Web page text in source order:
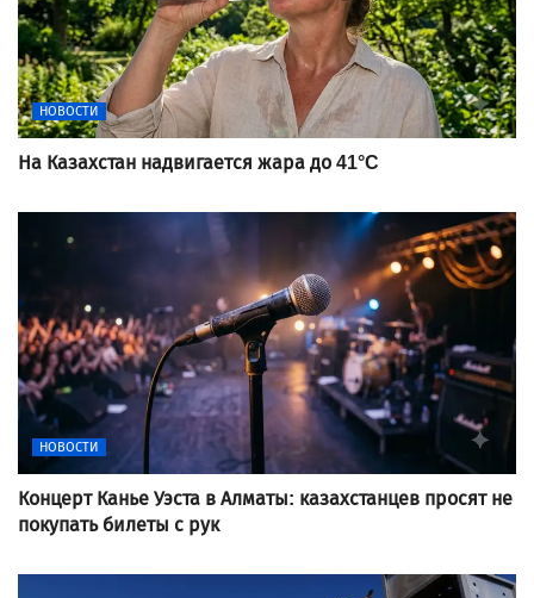
НОВОСТИ
На Казахстан надвигается жара до 41°C
НОВОСТИ
Концерт Канье Уэста в Алматы: казахстанцев просят не
покупать билеты с рук